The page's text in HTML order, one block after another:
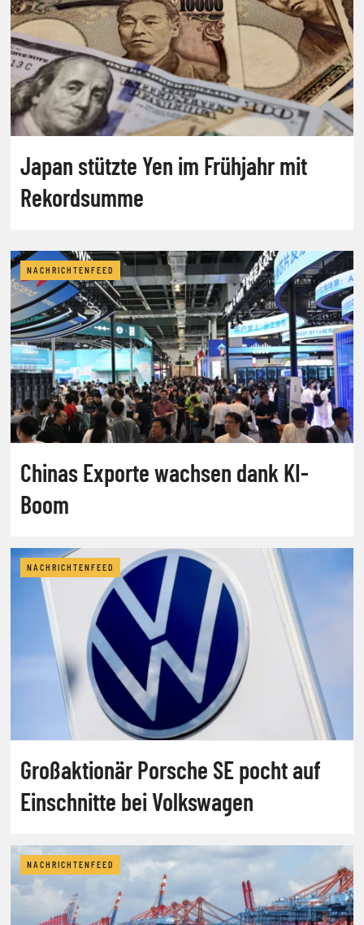
Japan stützte Yen im Frühjahr mit
Rekordsumme
NACHRICHTENFEED
Chinas Exporte wachsen dank KI-
Boom
NACHRICHTENFEED
Großaktionär Porsche SE pocht auf
Einschnitte bei Volkswagen
NACHRICHTENFEED